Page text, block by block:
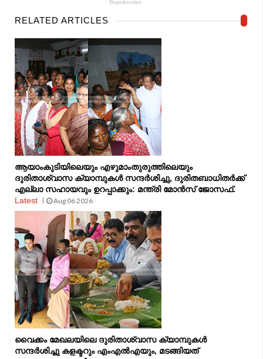
RELATED ARTICLES
ആയാംകുടിയിലെയും എഴുമാംതുരുത്തിലെയും
ദുരിതാശ്വാസ ക്യാമ്പുകൾ സന്ദർശിച്ചു, ദുരിതബാധിതർക്ക്
എല്ലാ സഹായവും ഉറപ്പാക്കും: മന്ത്രി മോൻസ് ജോസഫ്.
Latest
Aug 06 2026
വൈക്കം മേഖലയിലെ ദുരിതാശ്വാസ ക്യാമ്പുകള്‍
സന്ദര്‍ശിച്ചു കളക്ടറും എംഎല്‍എയും, മടങ്ങിയത്